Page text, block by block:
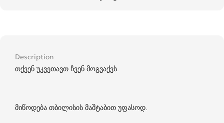
Description
თქვენ უკვეთავთ ჩვენ მოგვაქვს.
მიწოდება თბილისის მაშტაბით უფასოდ.